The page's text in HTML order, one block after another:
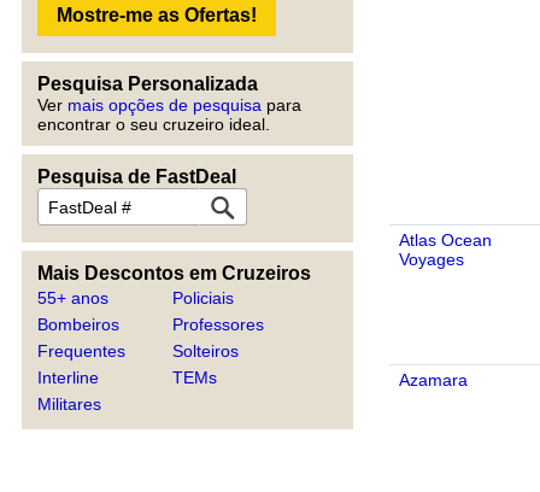
Pesquisa Personalizada
Ver mais opções de pesquisa para
encontrar o seu cruzeiro ideal.
Pesquisa de FastDeal
Mais Descontos em Cruzeiros
55+ anos
Bombeiros
Frequentes
Interline
Militares
Policiais
Professores
Solteiros
TEMs
Atlas Ocean
Voyages
Azamara